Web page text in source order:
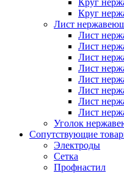
Круг
Круг
Лист
Лист
Лист
Лист
Лист
Лист
Лист
Лист
Лист
Уголок
Cопутствующие
Электроды
Сетка
Профнастил